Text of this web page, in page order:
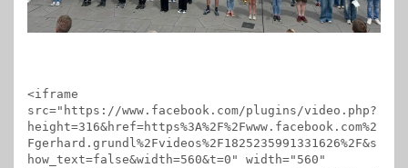
<iframe
src="https://www.facebook.com/plugins/video.php?
height=316&href=https%3A%2F%2Fwww.facebook.com%2
Fgerhard.grundl%2Fvideos%2F1825235991331626%2F&s
how_text=false&width=560&t=0" width="560"